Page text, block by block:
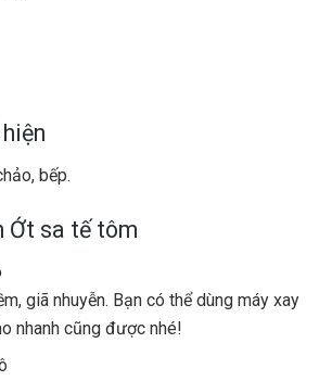
, bếp.
Ớt sa tế tôm
giã nhuyễn. Bạn có thể dùng máy xay
nhanh cũng được nhé!